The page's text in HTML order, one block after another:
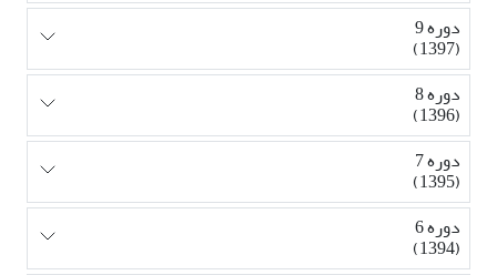
دوره 9
(1397)
دوره 8
(1396)
دوره 7
(1395)
دوره 6
(1394)